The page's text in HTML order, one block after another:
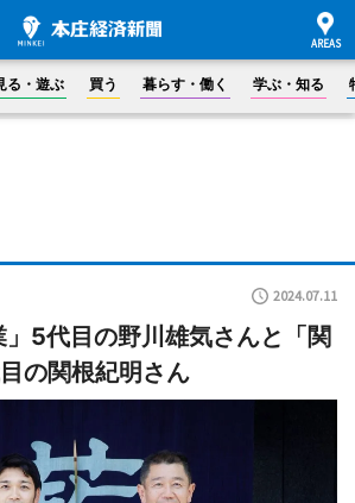
る・遊ぶ 買う 暮らす・働く 学ぶ・知る
2024.07.11
」5代目の野川雄気さんと「関
の関根紀明さん